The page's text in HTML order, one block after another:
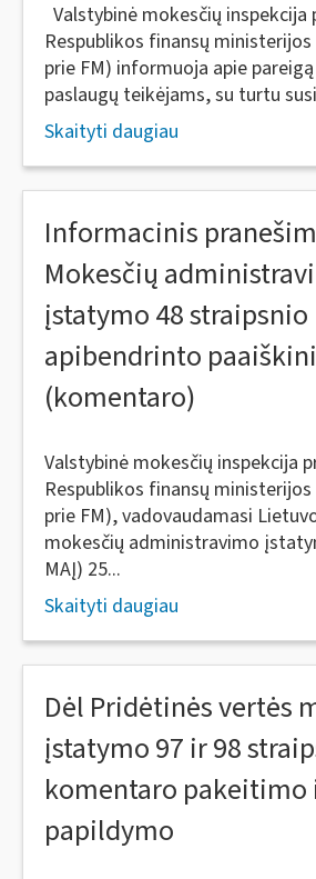
Valstybinė mokesčių inspekcija
Respublikos finansų
prie FM) informuoja apie
paslaugų teikėjams, su turtu
Skaityti daugiau
Informacinis
Mokesčių
įstatymo 48 straipsnio
apibendrinto
(komentaro)
Valstybinė mokesčių inspekcija
Respublikos finansų
prie FM), vadovaudamasi
mokesčių administravimo
MAĮ) 25...
Skaityti daugiau
Dėl Pridėtinės vertės
įstatymo 97 ir 98
komentaro pakeitimo
papildymo